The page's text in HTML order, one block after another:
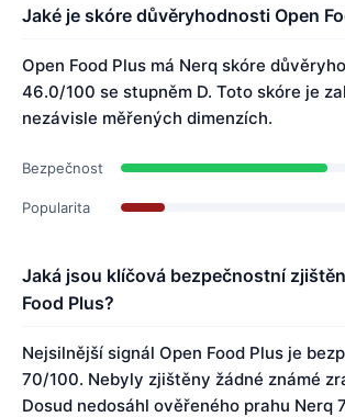
Jaké je skóre důvěryhodnosti Open
Open Food Plus má Nerq skóre
46.0/100 se stupněm D. Toto skóre je
nezávisle měřených dimenzích.
Bezpečnost
Popularita
Jaká jsou klíčová bezpečnostní
Food Plus?
Nejsilnější signál Open Food Plus je
70/100. Nebyly zjištěny žádné známé
Dosud nedosáhl ověřeného prahu Nerq